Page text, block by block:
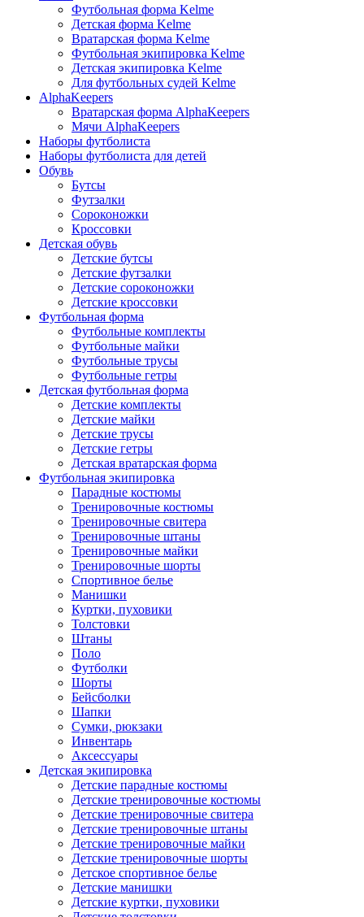
Футбольная форма Kelme
Детская форма Kelme
Вратарская форма Kelme
Футбольная экипировка Kelme
Детская экипировка Kelme
Для футбольных судей Kelme
AlphaKeepers
Вратарская форма AlphaKeepers
Мячи AlphaKeepers
Наборы футболиста
Наборы футболиста для детей
Обувь
Бутсы
Футзалки
Сороконожки
Кроссовки
Детская обувь
Детские бутсы
Детские футзалки
Детские сороконожки
Детские кроссовки
Футбольная форма
Футбольные комплекты
Футбольные майки
Футбольные трусы
Футбольные гетры
Детская футбольная форма
Детские комплекты
Детские майки
Детские трусы
Детские гетры
Детская вратарская форма
Футбольная экипировка
Парадные костюмы
Тренировочные костюмы
Тренировочные свитера
Тренировочные штаны
Тренировочные майки
Тренировочные шорты
Спортивное белье
Манишки
Куртки, пуховики
Толстовки
Штаны
Поло
Футболки
Шорты
Бейсболки
Шапки
Сумки, рюкзаки
Инвентарь
Аксессуары
Детская экипировка
Детские парадные костюмы
Детские тренировочные костюмы
Детские тренировочные свитера
Детские тренировочные штаны
Детские тренировочные майки
Детские тренировочные шорты
Детское спортивное белье
Детские манишки
Детские куртки, пуховики